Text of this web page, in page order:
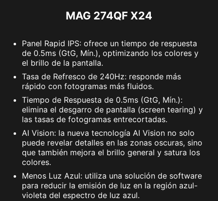
MAG 274QF X24
Panel Rapid IPS: ofrece un tiempo de respuesta
de 0.5ms (GtG, Mín.), optimizando los colores y
el brillo de la pantalla.
Tasa de Refresco de 240Hz: responde más
rápido con fotogramas más fluidos.
Tiempo de Respuesta de 0.5ms (GtG, Mín.):
elimina el desgarro de pantalla (screen tearing) y
las tasas de fotogramas entrecortadas.
AI Vision: la nueva tecnología AI Vision no solo
puede revelar detalles en las zonas oscuras, sino
que también mejora el brillo general y satura los
colores.
Menos Luz Azul: utiliza una solución de software
para reducir la emisión de luz en la región azul-
violeta del espectro de luz azul.